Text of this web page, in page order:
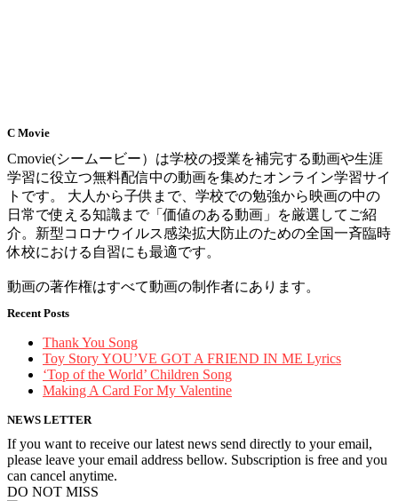
C Movie
Cmovie(シームービー）は学校の授業を補完する動画や生涯
学習に役立つ無料配信中の動画を集めたオンライン学習サイ
トです。 大人から子供まで、学校での勉強から映画の中の
日常で使える知識まで「価値のある動画」を厳選してご紹
介。新型コロナウイルス感染拡大防止のための全国一斉臨時
休校における自習にも最適です。
動画の著作権はすべて動画の制作者にあります。
Recent Posts
Thank You Song
Toy Story YOU’VE GOT A FRIEND IN ME Lyrics
‘Top of the World’ Children Song
Making A Card For My Valentine
NEWS LETTER
If you want to receive our latest news send directly to your email,
please leave your email address bellow. Subscription is free and you
can cancel anytime.
DO NOT MISS